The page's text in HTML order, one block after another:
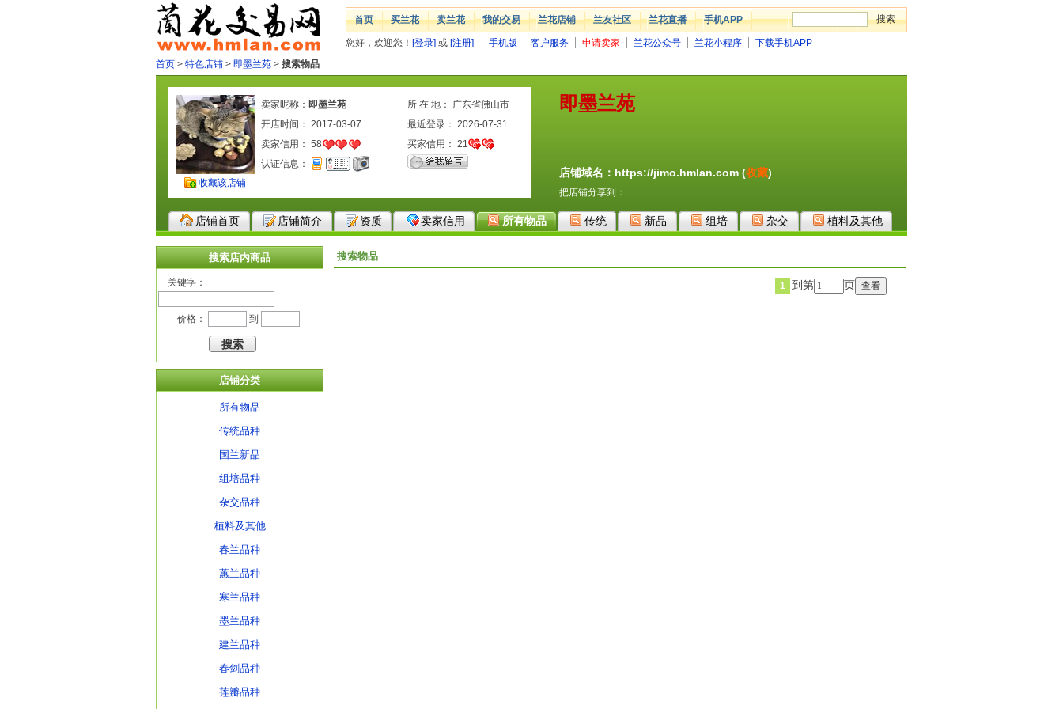
首页 买兰花 卖兰花 我的交易 兰花店铺 兰友社区 兰花直播 手机APP
您好，欢迎您！ [登录] 或 [注册] 手机版 客户服务 申请卖家 兰花公众号 兰花小程序
下载手机APP
首页 > 特色店铺 > 即墨兰苑 > 搜索物品
即墨兰苑
店铺域名：https://jimo.hmlan.com (收藏)
把店铺分享到：
收藏该店铺
卖家昵称： 即墨兰苑
所 在 地： 广东省佛山市
开店时间： 2017-03-07
最近登录： 2026-07-31
卖家信用： 58 买家信用： 21
认证信息：
店铺首页 店铺简介 资质 卖家信用 所有物品 传统 新品 组培 杂交 植料及其他
搜索店内商品
关键字：
价格： 到
店铺分类
所有物品
传统品种
国兰新品
组培品种
杂交品种
植料及其他
春兰品种
蕙兰品种
寒兰品种
墨兰品种
建兰品种
春剑品种
莲瓣品种
搜索物品
1 到第 页